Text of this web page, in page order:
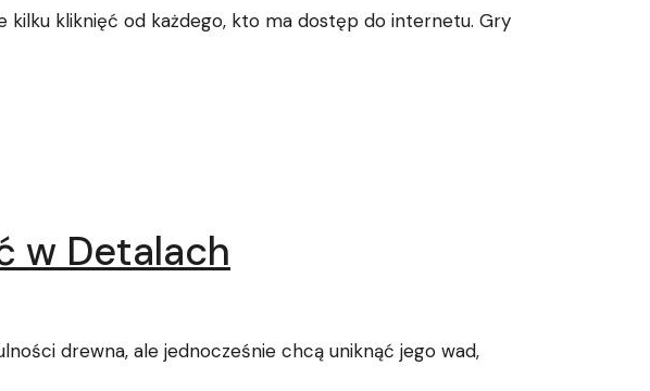
kliknięć od każdego, kto ma dostęp do internetu. Gry
w Detalach
drewna, ale jednocześnie chcą uniknąć jego wad,